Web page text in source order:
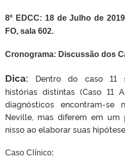
8º EDCC: 18 de Julho de
FO, sala 602.
Cronograma: Discussão dos
Dica: Dentro do caso 11
histórias distintas (Caso 11
diagnósticos encontram-
Neville, mas diferem em um
nisso ao elaborar suas
Caso Clínico: